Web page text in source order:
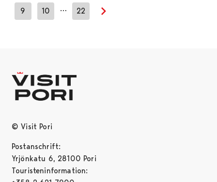
9 10 … 22
© Visit Pori
Postanschrift:
Yrjönkatu 6, 28100 Pori
Touristeninformation: